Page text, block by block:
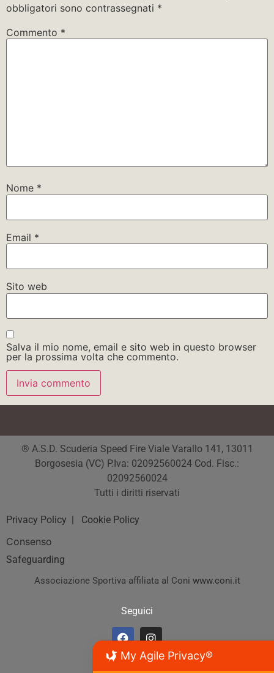
obbligatori sono contrassegnati *
Commento *
Nome *
Email *
Sito web
Salva il mio nome, email e sito web in questo browser
per la prossima volta che commento.
® A.S.D. Scuderia Speed Fire Viale Varallo 141, 13011
Borgosesia (VC) P.Iva: 02092560024 Cod. Fisc.:
02092560024
Tutti i diritti riservati
Privacy Policy | Cookie Policy
Consenso
Safeguarding
Associazione Sportiva affiliata al Coni www.coni.it
Seguici
My Agile Privacy®